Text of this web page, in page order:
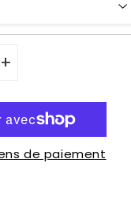
+
de paiement